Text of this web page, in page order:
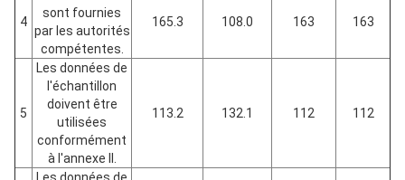
4
sont fournies
par les autorités
compétentes.
165.3 108.0 163 163
5
Les données de
l'échantillon
doivent être
utilisées
conformément
à l'annexe II.
113.2 132.1 112 112